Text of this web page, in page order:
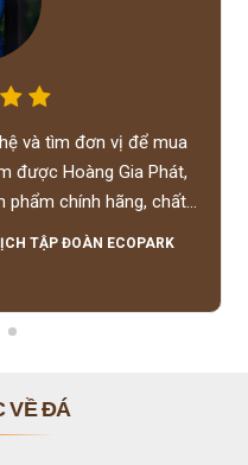
và tìm đơn vị để mua
được Hoàng Gia Phát,
phẩm chính hãng, chất
trợ tận tình.
TẬP ĐOÀN ECOPARK
VỀ ĐÁ